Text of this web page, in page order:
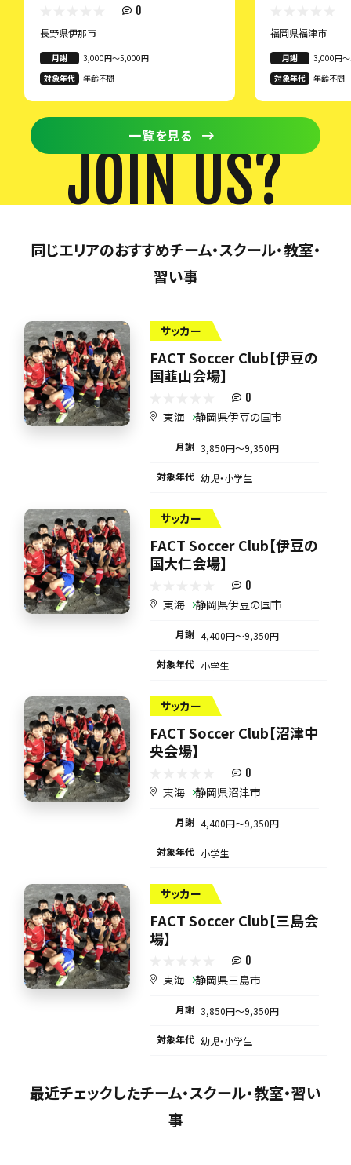
0
長野県伊那市
月謝
3,000円〜5,000円
対象年代
年齢不問
福岡県福津市
月謝
3,000円
対象年代
年齢不問
一覧を見る
JOIN US?
同じエリアのおすすめチーム・スクール・教室・
習い事
サッカー
FACT Soccer Club【伊豆の
国韮山会場】
0
東海 静岡県伊豆の国市
月謝 3,850円〜9,350円
対象年代 幼児・小学生
サッカー
FACT Soccer Club【伊豆の
国大仁会場】
0
東海 静岡県伊豆の国市
月謝 4,400円〜9,350円
対象年代 小学生
サッカー
FACT Soccer Club【沼津中
央会場】
0
東海 静岡県沼津市
月謝 4,400円〜9,350円
対象年代 小学生
サッカー
FACT Soccer Club【三島会
場】
0
東海 静岡県三島市
月謝 3,850円〜9,350円
対象年代 幼児・小学生
最近チェックしたチーム・スクール・教室・習い
事